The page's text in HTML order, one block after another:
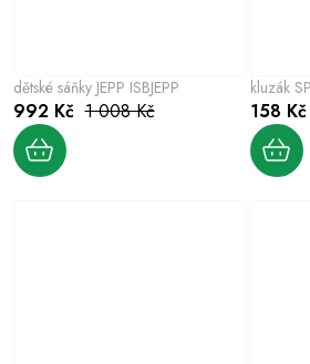
dětské sáňky JEPP ISBJEPP
992 Kč 1 008 Kč
kluzák
158 Kč